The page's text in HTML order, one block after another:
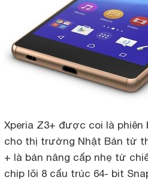
Xperia Z3+ được coi là
cho thị trường Nhật Bản từ
+ là bản nâng cấp nhẹ từ
chip lõi 8 cấu trúc 64- bit